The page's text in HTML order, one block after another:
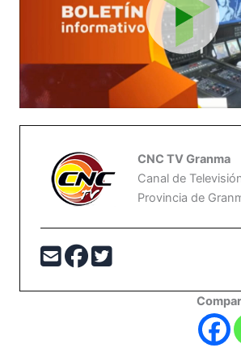
CNC TV Granma
Canal de
Provincia de